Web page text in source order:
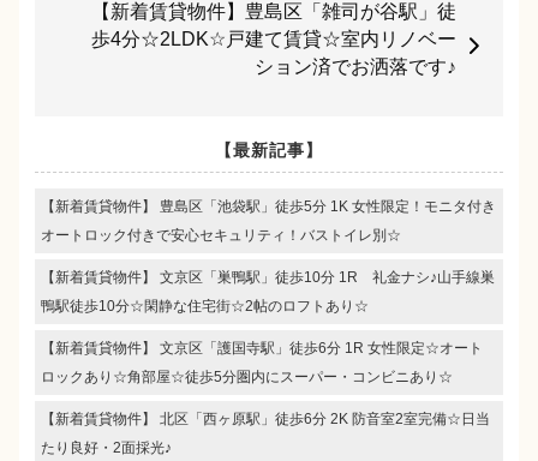
【新着賃貸物件】豊島区「雑司が谷駅」徒
歩4分☆2LDK☆戸建て賃貸☆室内リノベー
ション済でお洒落です♪
【最新記事】
【新着賃貸物件】 豊島区「池袋駅」徒歩5分 1K 女性限定！モニタ付き
オートロック付きで安心セキュリティ！バストイレ別☆
【新着賃貸物件】 文京区「巣鴨駅」徒歩10分 1R 礼金ナシ♪山手線巣
鴨駅徒歩10分☆閑静な住宅街☆2帖のロフトあり☆
【新着賃貸物件】 文京区「護国寺駅」徒歩6分 1R 女性限定☆オート
ロックあり☆角部屋☆徒歩5分圏内にスーパー・コンビニあり☆
【新着賃貸物件】 北区「西ヶ原駅」徒歩6分 2K 防音室2室完備☆日当
たり良好・2面採光♪